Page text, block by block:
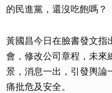
的民進黨，還沒吃飽嗎？
黃國昌今日在臉書發文指
會，修改公司章程，未來
景，消息一出，引發輿論
痛批危及安全。